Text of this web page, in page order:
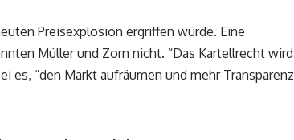
Preisexplosion ergriffen würde. Eine
Müller und Zorn nicht. “Das Kartellrecht wird
es, “den Markt aufräumen und mehr Transparenz